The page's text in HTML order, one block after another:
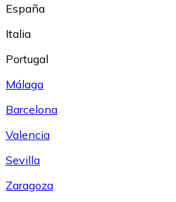
España
Italia
Portugal
Málaga
Barcelona
Valencia
Sevilla
Zaragoza